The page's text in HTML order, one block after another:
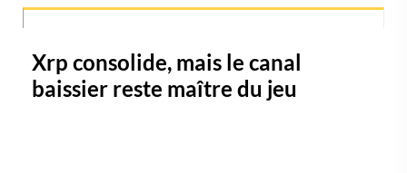
Xrp consolide, mais le canal
baissier reste maître du jeu